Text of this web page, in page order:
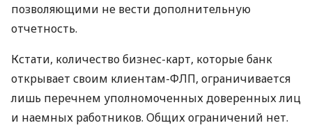
позволяющими не вести дополнительную
отчетность.
Кстати, количество бизнес-карт, которые банк
открывает своим клиентам-ФЛП, ограничивается
лишь перечнем уполномоченных доверенных лиц
и наемных работников. Общих ограничений нет.